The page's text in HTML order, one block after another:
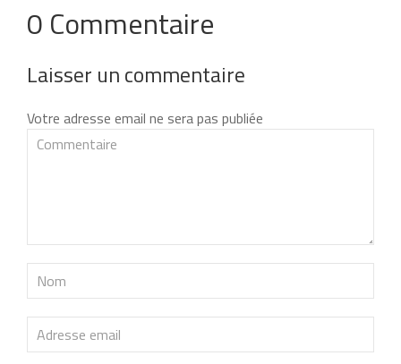
0 Commentaire
Laisser un commentaire
Votre adresse email ne sera pas publiée